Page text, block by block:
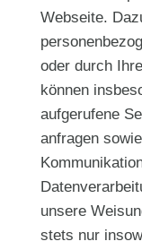
Webseite.
oder durch
können
aufgerufene
anfragen
unsere
stets nur